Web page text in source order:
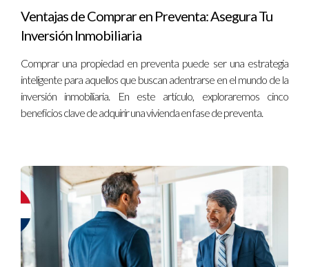
proporciona asesoría durante el proceso
de solicitud y la posibilidad de ajustar las
cambios en la situación financiera del
cliente.
Conclusión
desean adquirir una vivienda en la República
Dominicana. Con requisitos claros, un proceso
de solicitud estructurado y beneficios
atractivos, este banco es una excelente
opción para los compradores de primera
vivienda o inversionistas en el país.
Ventajas de Comprar en Preventa: Asegura Tu
Inversión Inmobiliaria
Comprar una propiedad en preventa puede ser una estrategia
inteligente para aquellos que buscan adentrarse en el mundo de la
inversión inmobiliaria. En este artículo, exploraremos cinco
beneficios clave de adquirir una vivienda en fase de preventa.